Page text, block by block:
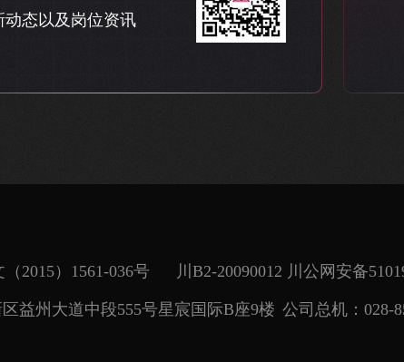
态以及岗位资讯
2015）1561-036号 川B2-20090012 川公网安备
益州大道中段555号星宸国际B座9楼 公司总机：028-